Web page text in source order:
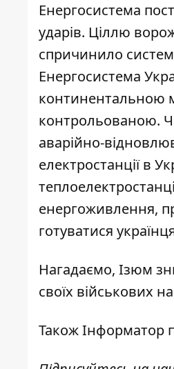
Енергосистема
ударів. Ціллю
спричинило
Енергосистема
континентальною
контрольованою.
аварійно-
електростанції в
енергоживлення,
готуватися
Нагадаємо, Ізюм
своїх військових
ТакожІнформатор